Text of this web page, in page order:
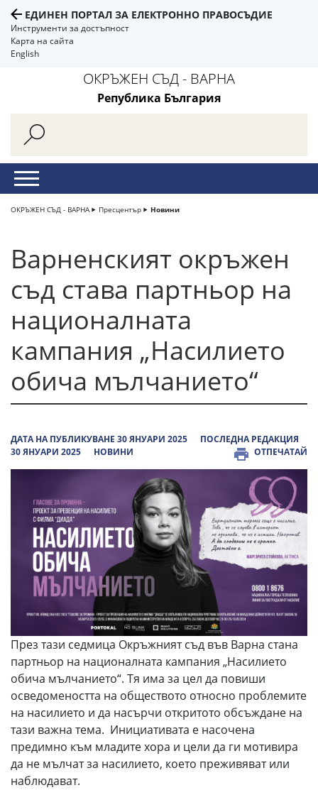
ЕДИНЕН ПОРТАЛ ЗА ЕЛЕКТРОННО ПРАВОСЪДИЕ
Инструменти за достъпност
Карта на сайта
English
ОКРЪЖЕН СЪД - ВАРНА
Република България
ОКРЪЖЕН СЪД - ВАРНА Пресцентър Новини
Варненският окръжен
съд става партньор на
националната
кампания „Насилието
обича мълчанието“
ДАТА НА ПУБЛИКУВАНЕ 30 ЯНУАРИ 2025
ПОСЛЕДНА РЕДАКЦИЯ
30 ЯНУАРИ 2025
НОВИНИ ОТПЕЧАТАЙ
През тази седмица Окръжният съд във Варна стана
партньор на националната кампания „Насилието
обича мълчанието“. Тя има за цел да повиши
осведомеността на обществото относно проблемите
на насилието и да насърчи откритото обсъждане на
тази важна тема. Инициативата е насочена
предимно към младите хора и цели да ги мотивира
да не мълчат за насилието, което преживяват или
наблюдават.